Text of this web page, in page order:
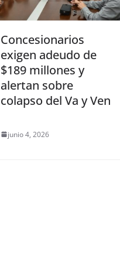
Concesionarios
exigen adeudo de
$189 millones y
alertan sobre
colapso del Va y Ven
junio 4, 2026